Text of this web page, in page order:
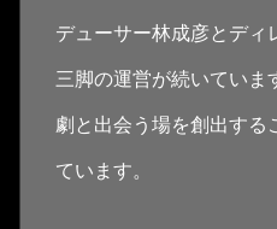
デューサー林成彦とディ
三脚の運営が続いていま
劇と出会う場を創出する
ています。